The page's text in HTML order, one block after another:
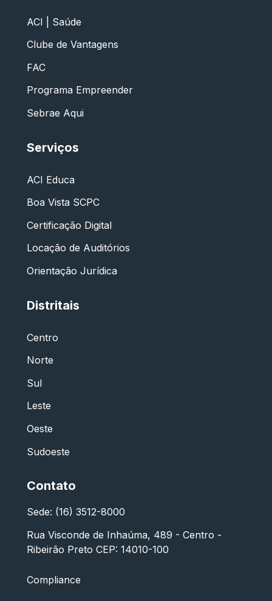
ACI | Saúde
Clube de Vantagens
FAC
Programa Empreender
Sebrae Aqui
Serviços
ACI Educa
Boa Vista SCPC
Certificação Digital
Locação de Auditórios
Orientação Jurídica
Distritais
Centro
Norte
Sul
Leste
Oeste
Sudoeste
Contato
Sede: (16) 3512-8000
Rua Visconde de Inhaúma, 489 - Centro -
Ribeirão Preto CEP: 14010-100
Compliance